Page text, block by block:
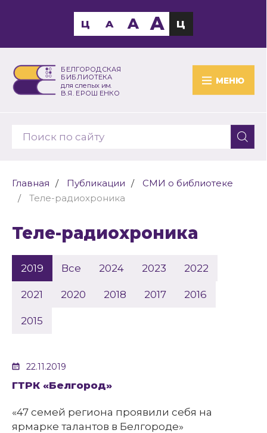
БЕЛГОРОДСКАЯ
БИБЛИОТЕКА
для слепых им.
В.Я. ЕРОШЕНКО
МЕНЮ
Ц A A A Ц
Главная Публикации
СМИ о библиотеке
Теле-радиохроника
Теле-радиохроника
Все 2024 2023 2022
2021 2020
2019
2018 2017 2016
2015
22.11.2019
ГТРК «Белгород»
«47 семей региона проявили себя на
ярмарке талантов в Белгороде»